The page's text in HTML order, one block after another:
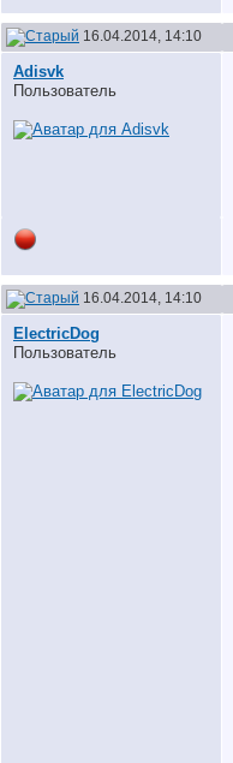
16.04.2014, 14:10
Adisvk
Пользователь
16.04.2014, 14:10
ElectricDog
Пользователь